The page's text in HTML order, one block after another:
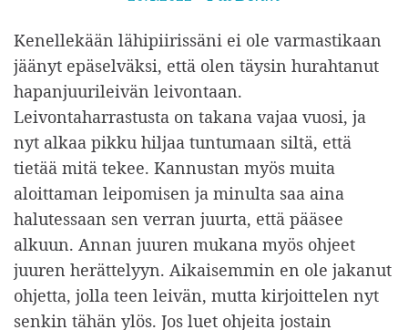
l
k
a
i
s
t
u
Kenellekään lähipiirissäni ei ole varmastikaan
jäänyt epäselväksi, että olen täysin hurahtanut
hapanjuurileivän leivontaan.
Leivontaharrastusta on takana vajaa vuosi, ja
nyt alkaa pikku hiljaa tuntumaan siltä, että
tietää mitä tekee. Kannustan myös muita
aloittaman leipomisen ja minulta saa aina
halutessaan sen verran juurta, että pääsee
alkuun. Annan juuren mukana myös ohjeet
juuren herättelyyn. Aikaisemmin en ole jakanut
ohjetta, jolla teen leivän, mutta kirjoittelen nyt
senkin tähän ylös. Jos luet ohjeita jostain